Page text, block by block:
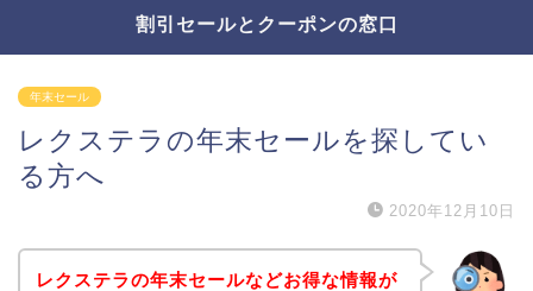
割引セールとクーポンの窓口
年末セール
レクステラの年末セールを探してい
る方へ
2020年12月10日
レクステラの年末セールなどお得な情報が